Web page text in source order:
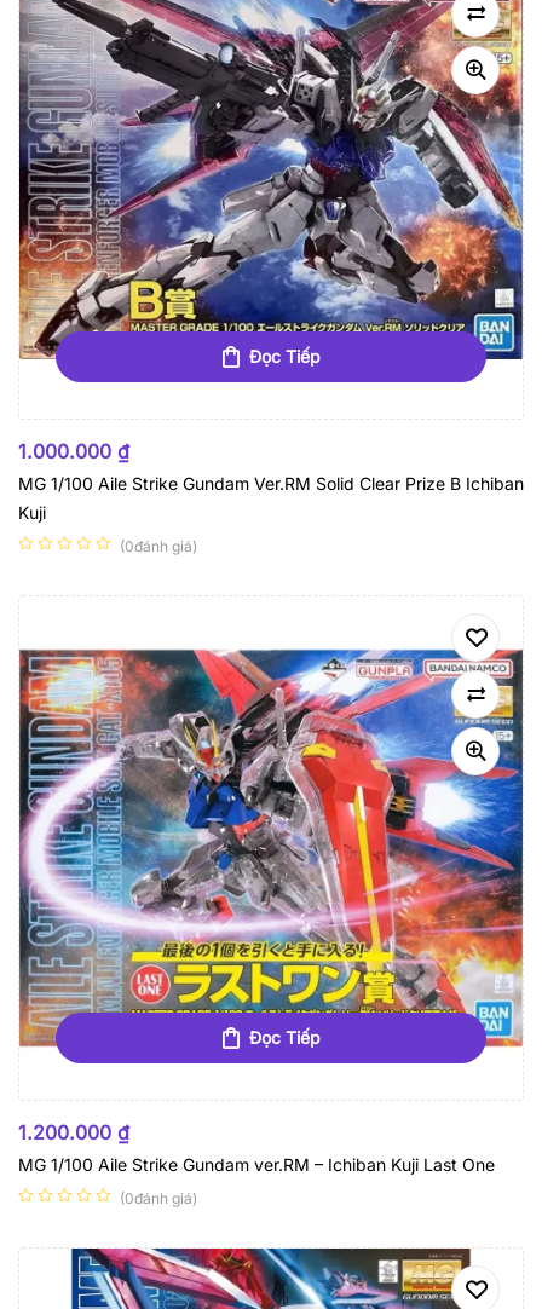
Đọc Tiếp
1.000.000 ₫
MG 1/100 Aile Strike Gundam Ver.RM Solid Clear Prize B Ichiban
Kuji
(0đánh giá)
Đọc Tiếp
1.200.000 ₫
MG 1/100 Aile Strike Gundam ver.RM – Ichiban Kuji Last One
(0đánh giá)